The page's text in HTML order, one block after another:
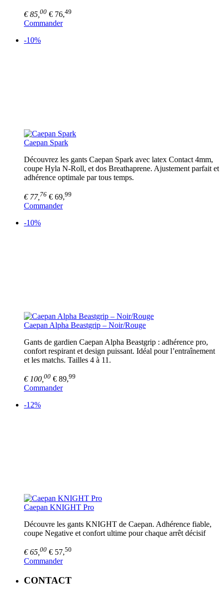
€ 85, 00 € 76,49
Commander
-10%
Caepan Spark
Découvrez les gants Caepan Spark avec latex Contact 4mm,
coupe Hyla N-Roll, et dos Breathaprene. Ajustement parfait et
adhérence optimale par tous temps.
€ 77, 76 € 69,99
Commander
-10%
Caepan Alpha Beastgrip – Noir/Rouge
Gants de gardien Caepan Alpha Beastgrip : adhérence pro,
confort respirant et design puissant. Idéal pour l’entraînement
et les matchs. Tailles 4 à 11.
€ 100, 00 € 89,99
Commander
-12%
Caepan KNIGHT Pro
Découvre les gants KNIGHT de Caepan. Adhérence fiable,
coupe Negative et confort ultime pour chaque arrêt décisif
€ 65, 00 € 57,50
Commander
CONTACT